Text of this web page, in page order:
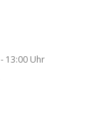
13:00 Uhr